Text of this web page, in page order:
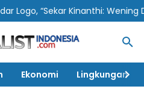
“Sekar Kinanthi: Wening Daya”
Ekonomi Lingkungan